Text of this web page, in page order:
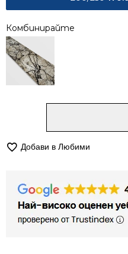
Комбинирайте
200/250
бежов
Добави в Любими